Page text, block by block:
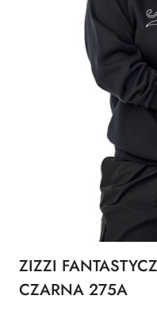
ZIZZI
CZARNA 275A